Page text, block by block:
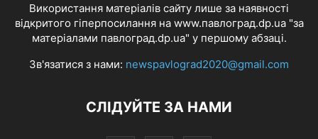
Використання матеріалів сайту лише за наявності
відкритого гіперпосилання на www.павлоград.dp.ua "за
матеріалами павлоград.dp.ua" у першому абзаці.
Зв'язатися з нами: newspavlograd2020@gmail.com
СЛІДУЙТЕ ЗА НАМИ